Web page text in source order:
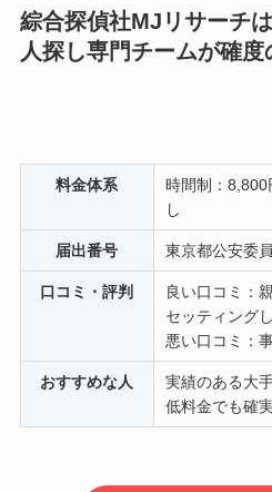
綜合探偵社MJリサーチ
人探し専門チームが確
料金体系
時間制：
し
届出番号 東京都公安委
口コミ・評判
良い口コミ：
セッティング
悪い口コミ：
おすすめな人
実績のある大
低料金でも確